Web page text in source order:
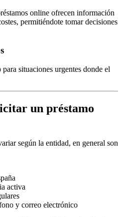
online ofrecen información
permitiéndote tomar decisiones
situaciones urgentes donde el
un préstamo
según la entidad, en general son
activa
y correo electrónico